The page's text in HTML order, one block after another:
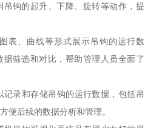
钩的起升、下降、旋转等动作，提
表、曲线等形式展示吊钩的运行数
筛选和对比，帮助管理人员全面了
录和存储吊钩的运行数据，包括吊
便后续的数据分析和管理。